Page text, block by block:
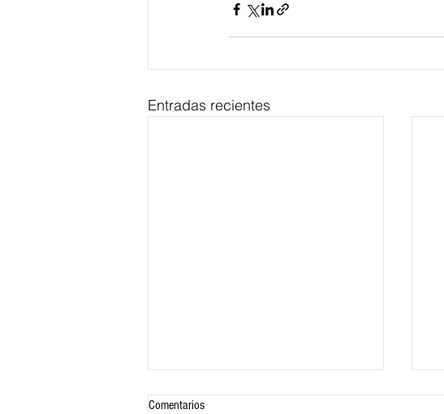
Entradas recientes
Comentarios